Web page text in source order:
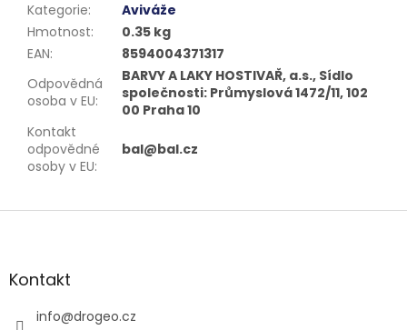
Kategorie:
Aviváže
Hmotnost:
0.35 kg
EAN:
8594004371317
Odpovědná
osoba v EU:
BARVY A LAKY HOSTIVAŘ, a.s., Sídlo
společnosti: Průmyslová 1472/11, 102
00 Praha 10
Kontakt
odpovědné
osoby v EU:
bal@bal.cz
Z
aKontakt
info@drogeo.cz